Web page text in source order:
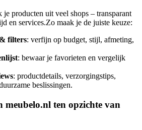
je producten uit veel shops – transparant
en services.Zo maak je de juiste keuze:
filters: verfijn op budget, stijl, afmeting,
: bewaar je favorieten en vergelijk
: productdetails, verzorgingstips,
beslissingen.
meubelo.nl ten opzichte van